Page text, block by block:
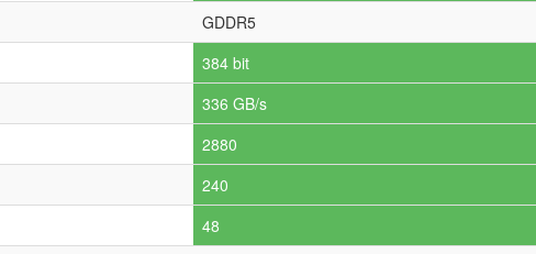
GDDR5
384 bit
336 GB/s
2880
240
48